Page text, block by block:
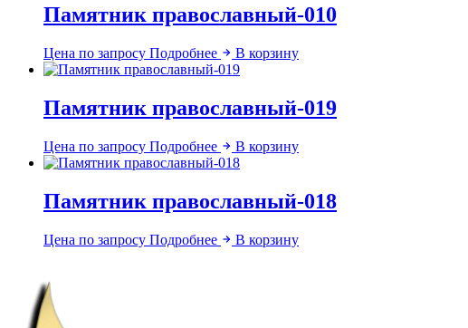
Памятник православный-010
Цена по запросу Подробнее В корзину
Памятник православный-019
Цена по запросу Подробнее В корзину
Памятник православный-018
Цена по запросу Подробнее В корзину